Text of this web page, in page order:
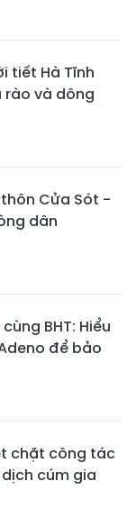
tiết Hà Tĩnh
rào và dông
Cửa Sót -
dân
BHT: Hiểu
để bảo
chặt công tác
cúm gia